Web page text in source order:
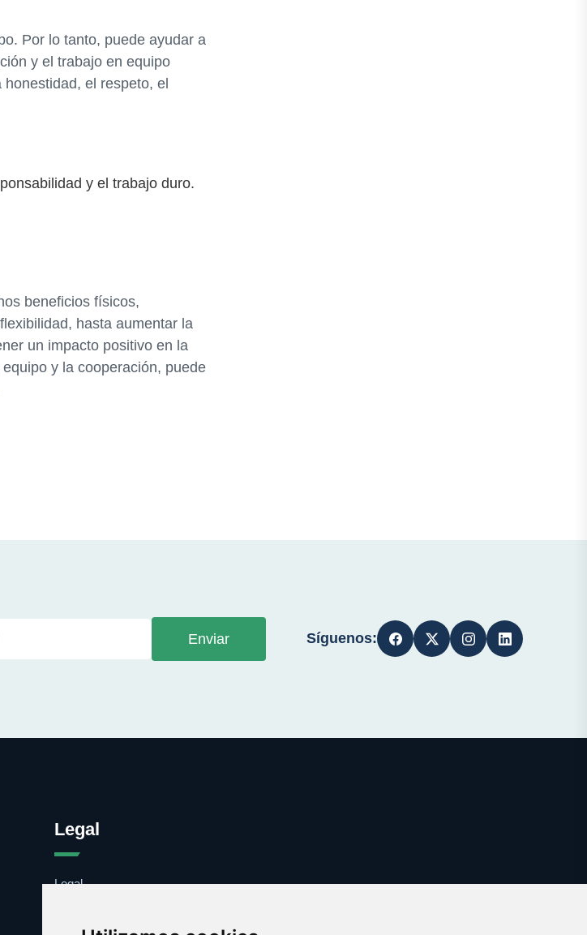
Por lo tanto, puede ayudar a
y el trabajo en equipo
el respeto, el
y el trabajo duro.
beneficios físicos,
hasta aumentar la
un impacto positivo en la
y la cooperación, puede
Enviar Síguenos:
Legal
Legal
Contacto